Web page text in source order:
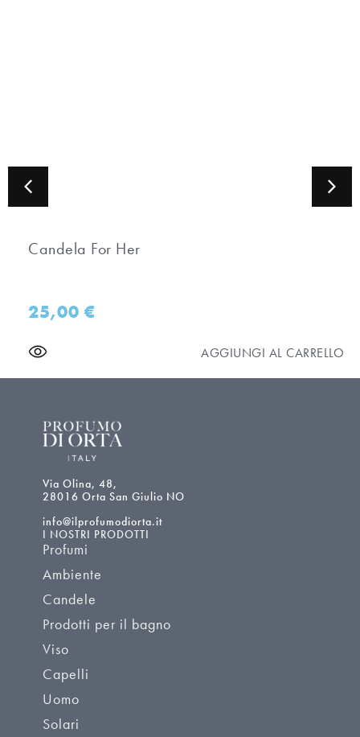
Candela For Her
25,00€
AGGIUNGI AL CARRELLO
Via Olina, 48,
28016 Orta San Giulio NO
info@ilprofumodiorta.it
I NOSTRI PRODOTTI
Profumi
Ambiente
Candele
Prodotti per il bagno
Viso
Capelli
Uomo
Solari